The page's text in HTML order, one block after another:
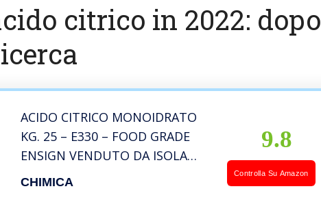
citrico in 2022: dopo
ACIDO CITRICO MONOIDRATO
KG. 25 – E330 – FOOD GRADE
ENSIGN VENDUTO DA ISOLA
VERDE
CHIMICA
9.8
Controlla Su Amazon